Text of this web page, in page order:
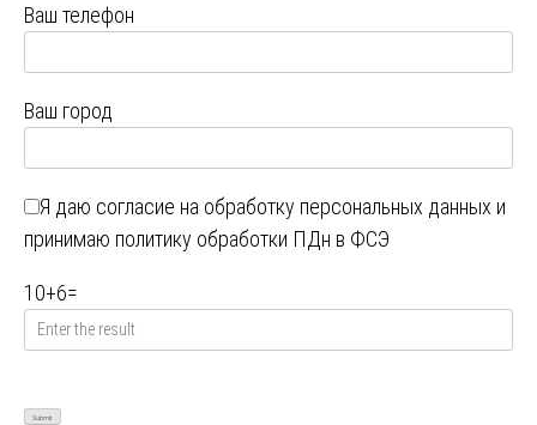
Ваш телефон
Ваш город
Я даю согласие на обработку персональных данных и
принимаю политику обработки ПДн в ФСЭ
10+6=